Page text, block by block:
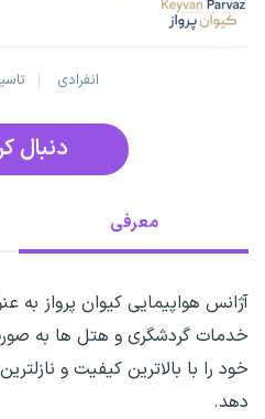
انفرادی
دنبال
معرفی
آژانس هواپیمایی کیوان پرواز به
خدمات گردشگری و هتل ها به
خود را با بالاترین کیفیت و
دهد.